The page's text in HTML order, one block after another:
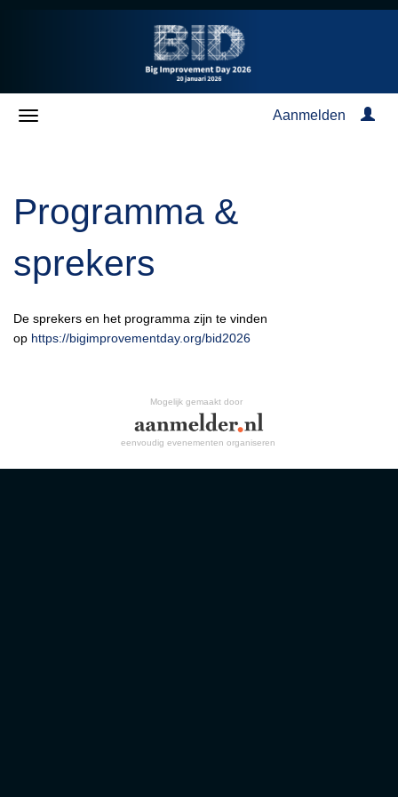
Aanmelden
Programma &
sprekers
De sprekers en het programma zijn te vinden
op https://bigimprovementday.org/bid2026
Mogelijk gemaakt door
eenvoudig evenementen organiseren